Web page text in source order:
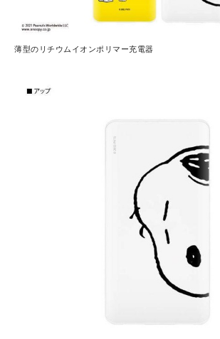
薄型のリチウムイオンポリマー充電器